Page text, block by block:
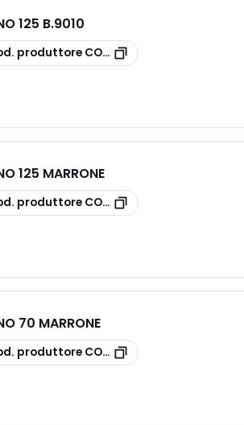
125 B.9010
produttore CONAE125
125 MARRONE
produttore CONAE125M
70 MARRONE
produttore CONAE70M